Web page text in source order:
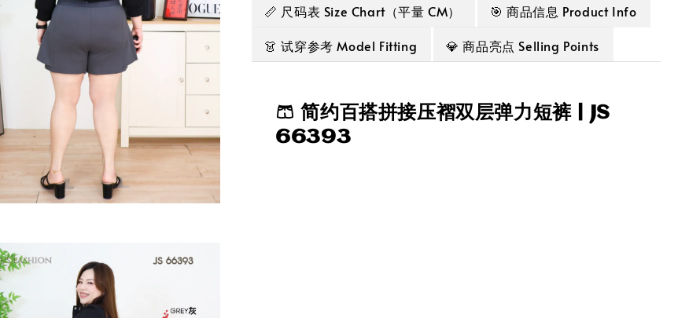
📏 尺码表 Size Chart（平量 CM）
🎯 商品信息 Product Info
👗 试穿参考 Model Fitting
💎 商品亮点 Selling Points
🩳 简约百搭拼接压褶双层弹力短裤 | JS
66393